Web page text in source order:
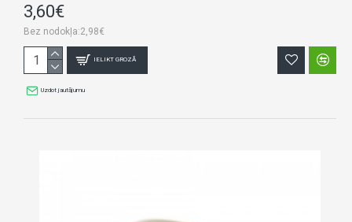
3,60€
Bez nodokļa:2,98€
IELIKT GROZĀ
Uzdot jautājumu